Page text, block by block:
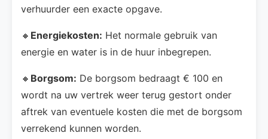
verhuurder een exacte opgave.
🔸 Energiekosten: Het normale gebruik van
energie en water is in de huur inbegrepen.
🔸 Borgsom: De borgsom bedraagt € 100 en
wordt na uw vertrek weer terug gestort onder
aftrek van eventuele kosten die met de borgsom
verrekend kunnen worden.